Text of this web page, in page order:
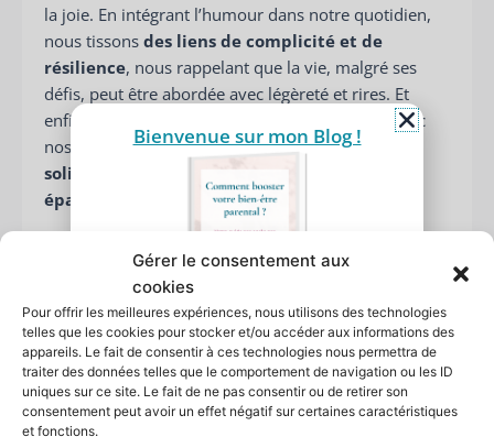
Gérer le consentement aux
cookies
Pour offrir les meilleures expériences, nous utilisons des technologies
telles que les cookies pour stocker et/ou accéder aux informations des
appareils. Le fait de consentir à ces technologies nous permettra de
traiter des données telles que le comportement de navigation ou les ID
uniques sur ce site. Le fait de ne pas consentir ou de retirer son
consentement peut avoir un effet négatif sur certaines caractéristiques
et fonctions.
la joie. En intégrant l’humour dans notre quotidien,
nous tissons des liens de complicité et de
résilience, nous rappelant que la vie, malgré ses
défis, peut être abordée avec légèreté et rires. Et
enfin, en privilégiant des moments de qualité avec
nos proches, nous construisonsdes fondations
solides pour des relations familiales riches et
épanouissantes.
En outre, ces pratiques, loin d’être de simples
activités, sont de véritables cadeaux que nous nous
offrons à nous-mêmes et à nos familles. Elles nous
permettent de naviguer dans le tumulte de la vie
avec une ancre de stabilité et des pépites de
bonheur . Je vous invite donc à intégrer ces
habitudes dans votre vie et à observer les
Bienvenue sur mon Blog !
Comment booster votre
bien-être parental ?
Recevez 5 pistes d'action dans votre
guide pas à pas
Laissez moi votre prénomet